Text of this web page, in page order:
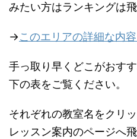
みたい方はランキングは
→このエリアの詳細な内容
手っ取り早くどこがおす
下の表をご覧ください。
それぞれの教室名をクリ
レッスン案内のページへ飛